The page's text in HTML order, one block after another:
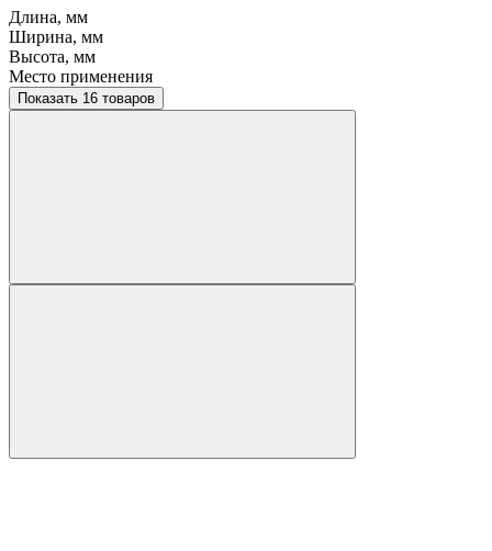
Длина, мм
Ширина, мм
Высота, мм
Место применения
Показать 16 товаров